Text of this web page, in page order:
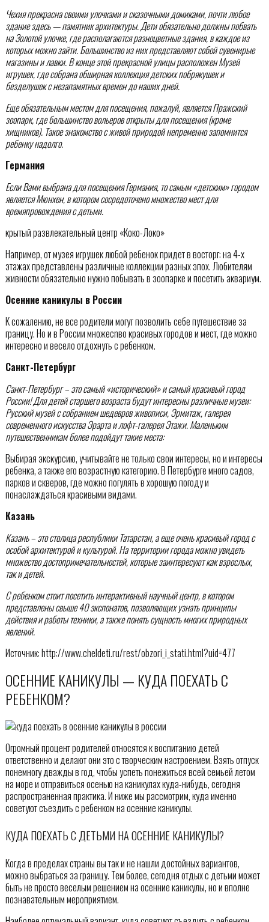
Чехия прекрасна своими улочками и сказочными домиками, почти любое
здание здесь — памятник архитектуры. Дети обязательно должны побвать
на Золотой улочке, где располагаются разноцветные здания, в каждое из
которых можно зайти. Большинство из них представляют собой сувенирые
магазины и лавки. В конце этой прекрасной улицы расположен Музей
игрушек, где собрана обширная коллекциядетских побрякушек и
безделушек с незапамятных времен до наших дней.
Еще обязательным местом для посещения, пожалуй, является Пражский
зоопарк, где большинство вольеров открыты для посещения (кроме
хищников). Такое знакомство с живой природой непременно запомнится
ребенку надолго.
Германия
Если Вами выбрана для посещения Германия, то самым «детским» городом
является Мюнхен, в котором сосредоточено множество мест для
времяпровождения с детьми.
крытый развлекательный центр «Коко-Локо»
Например, от музея игрушек любой ребенок придет в восторг: на 4-х
этажах представлены различные коллекции разных эпох. Любителям
живности обязательно нужно побывать в зоопарке и посетить аквариум.
Осенние каникулы в России
К сожалению, не все родители могут позволить себе путешествие за
границу. Но и в России множесnво красивых городов и мест, где можно
интересно и весело отдохнуть с ребенком.
Санкт-Петербург
Санкт-Петербург – этосамый «исторический» и самый красивый город
России! Для детей старшего возраста будут интересны различные музеи:
Русский музей с собранием шедевров живописи, Эрмитаж, галерея
современного искусства Эрарта и лофт-галерея Этажи.Маленьким
путешественникам более подойдут такие места:
Выбирая экскурсию, учитывайте не только свои интересы, но и интересы
ребенка, а также его возрастную категорию. В Петербурге много садов,
парков и скверов, где можно погулять в хорошую погоду и
понаслаждаться красивыми видами.
Казань
Казань – этостолица республики Татарстан, а еще очень красивый город с
особой архитектурой и культурой. На территории города можно увидеть
множество достопримечательностей, которые заинтересуют как взрослых,
так и детей.
С ребенком стоит посетить интерактивный научный центр, в котором
представлены свыше 40 экспонатов, позволяющих узнать принципы
действия и работы техники, а также понять сущность многих природных
явлений.
Источник: http://www.cheldeti.ru/rest/obzori_i_stati.html?uid=477
ОСЕННИЕ КАНИКУЛЫ — КУДА ПОЕХАТЬ С
РЕБЕНКОМ?
Огромный процент родителей относятся к воспитанию детей
ответственно и делают они это с творческим настроением. Взять отпуск
понемногу дважды в год, чтобы успеть понежиться всей семьей летом
на море и отправиться осенью на каникулах куда-нибудь, сегодня
распространенная практика. И ниже мы рассмотрим, куда именно
советуют съездить с ребенком на осенние каникулы.
КУДА ПОЕХАТЬ С ДЕТЬМИ НА ОСЕННИЕ КАНИКУЛЫ?
Когда в пределах страны вы так и не нашли достойных вариантов,
можно выбраться за границу. Тем более, сегодня отдых с детьми может
быть не просто веселым решением на осенние каникулы, но и вполне
познавательным мероприятием.